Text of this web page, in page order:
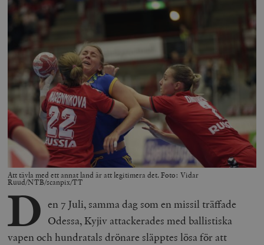
Att tävla med ett annat land är att legitimera det. Foto: Vidar
Ruud/NTB/scanpix/TT
D en 7 Juli, samma dag som en missil träffade
Odessa, Kyjiv attackerades med ballistiska
vapen och hundratals drönare släpptes lösa för att